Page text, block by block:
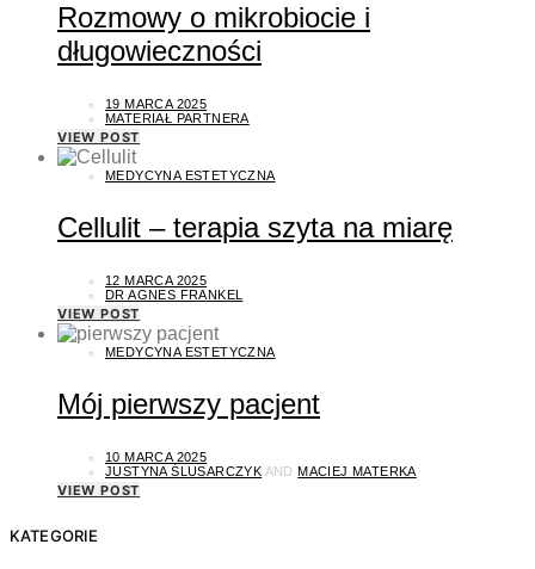
Rozmowy o mikrobiocie i
długowieczności
19 MARCA 2025
MATERIAŁ PARTNERA
VIEW POST
MEDYCYNA ESTETYCZNA
Cellulit – terapia szyta na miarę
12 MARCA 2025
DR AGNES FRANKEL
VIEW POST
MEDYCYNA ESTETYCZNA
Mój pierwszy pacjent
10 MARCA 2025
JUSTYNA ŚLUSARCZYK ANDMACIEJ MATERKA
VIEW POST
KATEGORIE